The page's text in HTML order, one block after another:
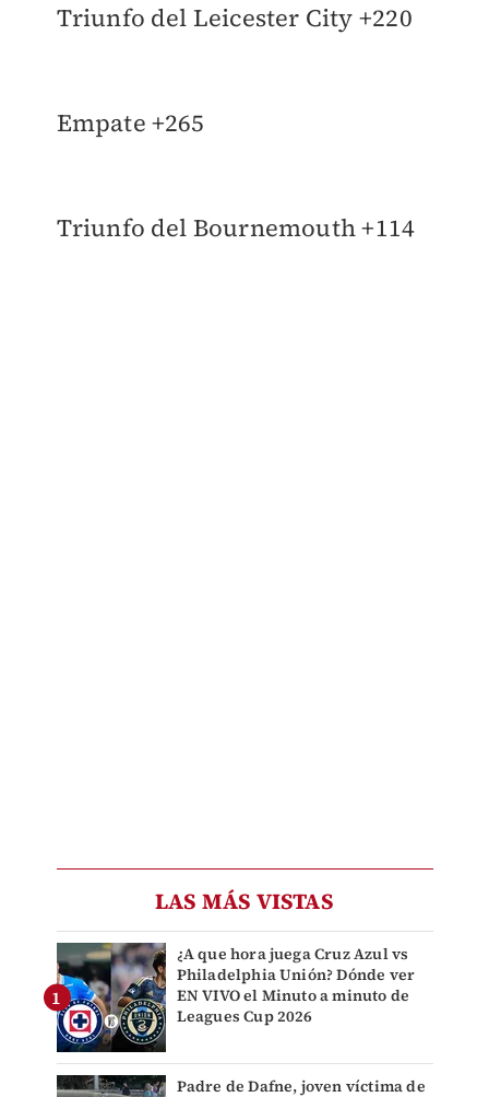
Triunfo del Leicester City +220
Empate +265
Triunfo del Bournemouth +114
LAS MÁS VISTAS
¿A que hora juega Cruz Azul vs
Philadelphia Unión? Dónde ver
EN VIVO el Minuto a minuto de
Leagues Cup 2026
Padre de Dafne, joven víctima de